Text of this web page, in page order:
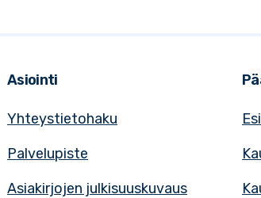
Asiointi
Yhteystietohaku
Palvelupiste
Asiakirjojen julkisuuskuvaus